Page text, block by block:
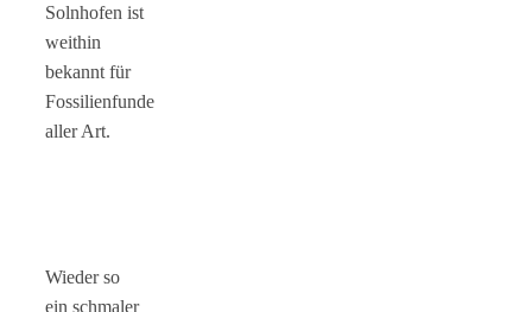
Solnhofen ist
weithin
bekannt für
Fossilienfunde
aller Art.
Wieder so
ein schmaler